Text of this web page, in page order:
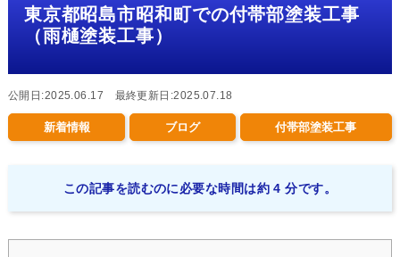
東京都昭島市昭和町での付帯部塗装工事
（雨樋塗装工事）
公開日:2025.06.17 最終更新日:2025.07.18
新着情報 ブログ 付帯部塗装工事
この記事を読むのに必要な時間は約 4 分です。